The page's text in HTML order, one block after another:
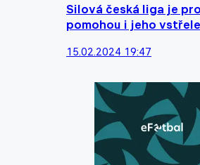
Silová česká liga je
pomohou i jeho
15.02.2024 19:47